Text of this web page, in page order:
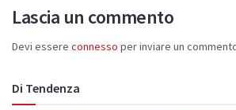
Lascia un commento
Devi essere connesso per inviare un
Di Tendenza